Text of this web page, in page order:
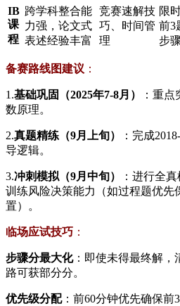
​IB
课
程​
跨学科整合能
力强，论文式
表述经验丰富
竞赛速解技
巧、时间管
理
限
前3
步
​备赛路线图建议​ ​：
1.​基础巩固（2025年7-8月）​
：重
数原理。
2.​真题精练（9月上旬）​
：完成
导逻辑。
3.​冲刺模拟（9月中旬）​
：进行全
训练风险决策能力（如过程题优先
置）。
​临场应试技巧​ ​：
​步骤分最大化​：即使未得最终解，
路可获部分分。
​优先级分配​：前60分钟优先确保前